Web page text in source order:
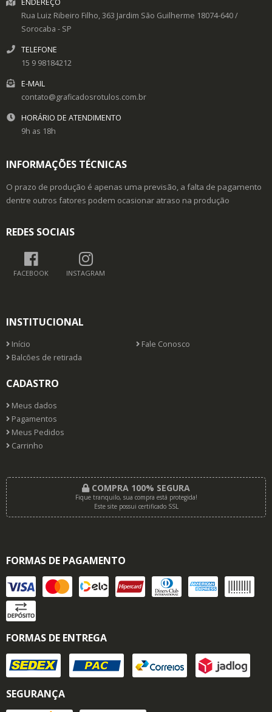
ENDEREÇO
Rua Luiz Ribeiro Filho, 363 Jardim São Guilherme 18074-640/
Sorocaba - SP
TELEFONE
15 9 98184212
E-MAIL
contato@graficadosrotulos.com.br
HORÁRIO DE ATENDIMENTO
9h as 18h
INFORMAÇÕES TÉCNICAS
O prazo de produção é apenas uma previsão, a falta de pagamento
dentre outros fatores podem ocasionar atraso na produção
REDES SOCIAIS
FACEBOOK INSTAGRAM
INSTITUCIONAL
Início
Fale Conosco
Balcões de retirada
CADASTRO
Meus dados
Pagamentos
Meus Pedidos
Carrinho
COMPRA 100% SEGURA
Fique tranquilo, sua compra está protegida!
Este site possui certificado SSL
FORMAS DE PAGAMENTO
FORMAS DE ENTREGA
SEGURANÇA